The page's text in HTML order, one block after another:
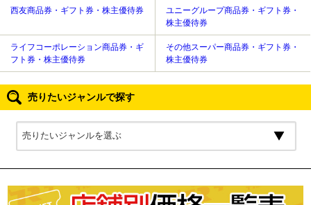
西友商品券・ギフト券・株主優待券
ユニーグループ商品券・ギフト券・
株主優待券
ライフコーポレーション商品券・ギ
フト券・株主優待券
その他スーパー商品券・ギフト券・
株主優待券
売りたいジャンルで探す